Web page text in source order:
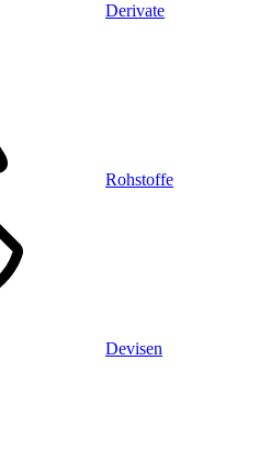
Derivate
Rohstoffe
Devisen